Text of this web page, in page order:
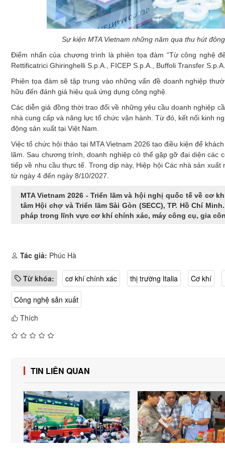
Sự kiện MTA Vietnam những năm qua thu hút
Điểm nhấn của chương trình là phiên tọa đàm “Từ công nghệ
Rettificatrici Ghiringhelli S.p.A., FICEP S.p.A., Buffoli Transfer
Phiên tọa đàm sẽ tập trung vào những vấn đề doanh nghiệp
hữu đến đánh giá hiệu quả ứng dụng công nghệ.
Các diễn giả đồng thời trao đổi về những yêu cầu doanh nghiệp
nhà cung cấp và năng lực tổ chức vận hành. Từ đó, kết nối kinh
động sản xuất tại Việt Nam.
Việc tổ chức hội thảo tại MTA Vietnam 2026 tạo điều kiện để
lãm. Sau chương trình, doanh nghiệp có thể gặp gỡ đại diện các
tiếp về nhu cầu thực tế. Trong dịp này, Hiệp hội Các nhà sản
từ ngày 4 đến ngày 8/10/2027.
MTA Vietnam 2026 - Triển lãm và hội nghị quốc tế về cơ
tâm Hội chợ và Triển lãm Sài Gòn (SECC), TP. Hồ Chí
pháp trong lĩnh vực cơ khí chính xác, máy công cụ, gia
Tác giả: Phúc Hà
Từ khóa: cơ khí chính xác thị trường Italia Cơ khí
Công nghệ sản xuất
Thích
TIN LIÊN QUAN